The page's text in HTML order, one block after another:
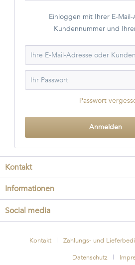
Einloggen mit Ihrer E-Mail-
Kundennummer und
Passwort
Anmelden
Kontakt
Informationen
Social media
Kontakt Zahlungs- und
Datenschutz